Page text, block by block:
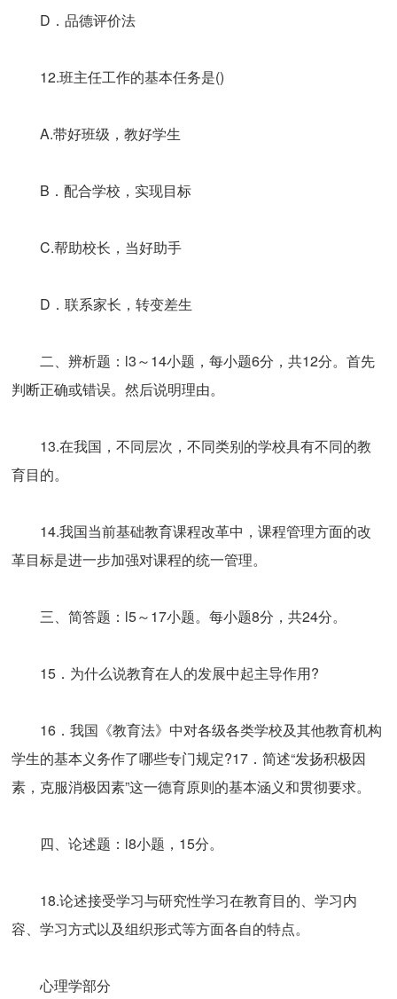
D．品德评价法
12.班主任工作的基本任务是()
A.带好班级，教好学生
B．配合学校，实现目标
C.帮助校长，当好助手
D．联系家长，转变差生
二、辨析题：l3～14小题，每小题6分，共12分。首先
判断正确或错误。然后说明理由。
13.在我国，不同层次，不同类别的学校具有不同的教
育目的。
14.我国当前基础教育课程改革中，课程管理方面的改
革目标是进一步加强对课程的统一管理。
三、简答题：l5～17小题。每小题8分，共24分。
15．为什么说教育在人的发展中起主导作用?
16．我国《教育法》中对各级各类学校及其他教育机构
学生的基本义务作了哪些专门规定?17．简述“发扬积极因
素，克服消极因素”这一德育原则的基本涵义和贯彻要求。
四、论述题：l8小题，15分。
18.论述接受学习与研究性学习在教育目的、学习内
容、学习方式以及组织形式等方面各自的特点。
心理学部分